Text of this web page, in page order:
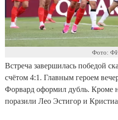
Фото:
Встреча завершилась победой
счётом 4:1. Главным героем
Форвард оформил дубль. Кроме
поразили Лео Эстигор и